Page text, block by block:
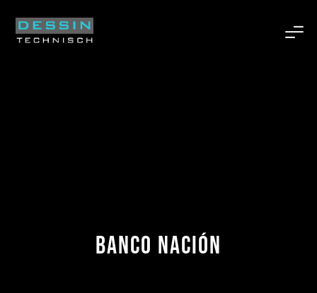
Banco Nación